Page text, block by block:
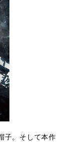
子。そして本作